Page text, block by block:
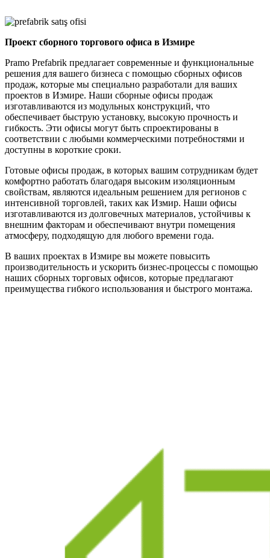
Проект сборного торгового офиса в Измире
Pramo Prefabrik предлагает современные и функциональные
решения для вашего бизнеса с помощью сборных офисов
продаж, которые мы специально разработали для ваших
проектов в Измире. Наши сборные офисы продаж
изготавливаются из модульных конструкций, что
обеспечивает быструю установку, высокую прочность и
гибкость. Эти офисы могут быть спроектированы в
соответствии с любыми коммерческими потребностями и
доступны в короткие сроки.
Готовые офисы продаж, в которых вашим сотрудникам будет
комфортно работать благодаря высоким изоляционным
свойствам, являются идеальным решением для регионов с
интенсивной торговлей, таких как Измир. Наши офисы
изготавливаются из долговечных материалов, устойчивы к
внешним факторам и обеспечивают внутри помещения
атмосферу, подходящую для любого времени года.
В ваших проектах в Измире вы можете повысить
производительность и ускорить бизнес-процессы с помощью
наших сборных торговых офисов, которые предлагают
преимущества гибкого использования и быстрого монтажа.